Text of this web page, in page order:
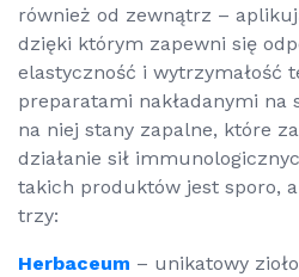
również od zewnątrz –
dzięki którym zapewni się
elastyczność i wytrzymałość
preparatami nakładanymi na
na niej stany zapalne, które
działanie sił
takich produktów jest sporo,
trzy:
Herbaceum – unikatowy